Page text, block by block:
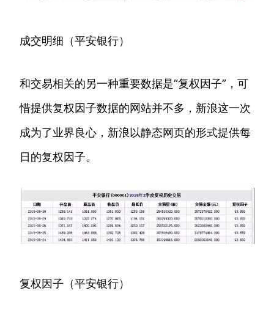
成交明细（平安银行）
和交易相关的另一种重要数据是“复权因子”，可
惜提供复权因子数据的网站并不多，新浪这一次
成为了业界良心，新浪以静态网页的形式提供每
日的复权因子。
复权因子（平安银行）